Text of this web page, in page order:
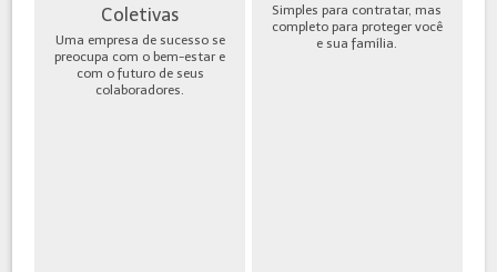
Coletivas
Uma empresa de sucesso se
preocupa com o bem-estar e
com o futuro de seus
colaboradores.
Simples para contratar, mas
completo para proteger você
e sua família.